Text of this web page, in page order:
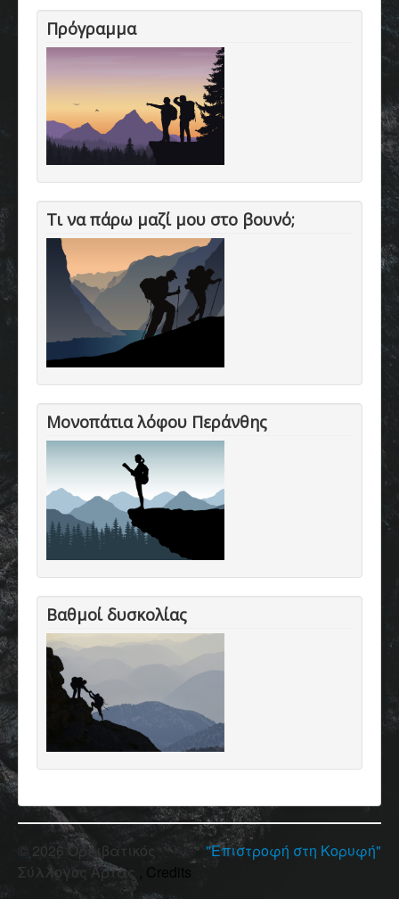
Πρόγραμμα
Τι να πάρω μαζί μου στο βουνό;
Μονοπάτια λόφου Περάνθης
Βαθμοί δυσκολίας
"Επιστροφή στη Κορυφή"
© 2026 Ορειβατικός
Σύλλογος Άρτας , Credits